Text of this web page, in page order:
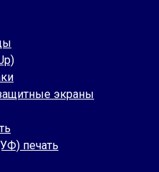
экраны
печать